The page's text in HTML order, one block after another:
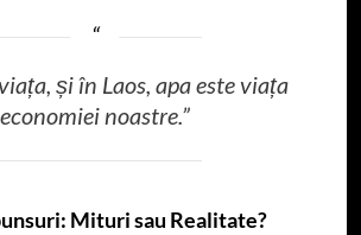
și în Laos, apa este viața
economiei noastre.”
Mituri sau Realitate?